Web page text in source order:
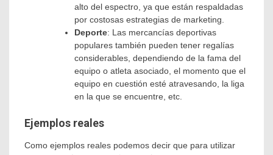
alto del espectro, ya que están respaldadas
por costosas estrategias de marketing.
Deporte: Las mercancías deportivas
populares también pueden tener regalías
considerables, dependiendo de la fama del
equipo o atleta asociado, el momento que el
equipo en cuestión esté atravesando, la liga
en la que se encuentre, etc.
Ejemplos reales
Como ejemplos reales podemos decir que para utilizar